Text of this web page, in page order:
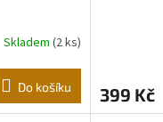
Skladem(2 ks)
Do košíku 399 Kč